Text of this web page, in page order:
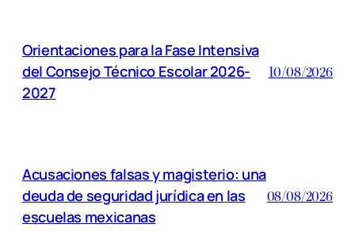
Orientaciones para la Fase Intensiva
del Consejo Técnico Escolar 2026-
2027
10/08/2026
Acusaciones falsas y magisterio: una
deuda de seguridad jurídica en las
escuelas mexicanas
08/08/2026